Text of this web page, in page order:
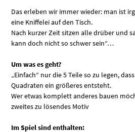
Das erleben wir immer wieder: man ist
eine Kniffelei auf den Tisch.
Nach kurzer Zeit sitzen alle drüber und
kann doch nicht so schwer sein“…
Um was es geht?
„Einfach“ nur die 5 Teile so zu legen,
Quadraten ein größeres entsteht.
Wer etwas komplett anderes bauen
zweites zu lösendes Motiv
Im Spiel sind enthalten: